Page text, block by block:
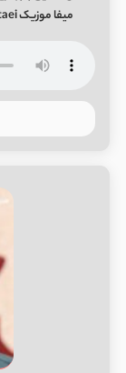
میفا موزیک Pedaram Bod Ke Mano Nohe By Hasan Ataei […]